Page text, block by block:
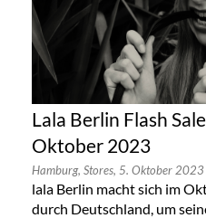
Lala Berlin Flash
Oktober 2023
Hamburg, Stores, 5. Oktober 2023
lala Berlin macht sich im
durch Deutschland, um